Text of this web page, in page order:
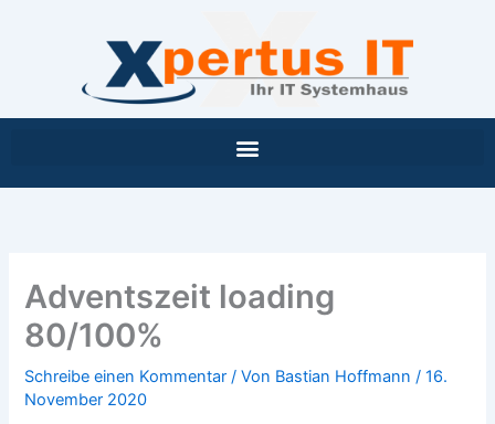
Adventszeit loading
80/100%
Schreibe einen Kommentar / Von Bastian Hoffmann/16.
November 2020